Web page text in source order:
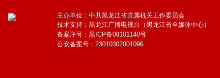
主办单位：中共黑龙江省直属机关工作委员会
技术支持：黑龙江广播电视台（黑龙江省全媒体中心）
备案序号：黑ICP备08101140号
公安备案号：23010302001096